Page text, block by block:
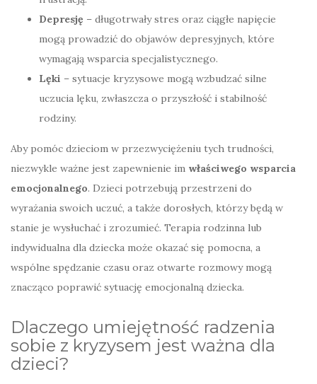
Depresję – długotrwały stres oraz ciągłe napięcie
mogą prowadzić do objawów depresyjnych, które
wymagają wsparcia specjalistycznego.
Lęki – sytuacje kryzysowe mogą wzbudzać silne
uczucia lęku, zwłaszcza o przyszłość i stabilność
rodziny.
Aby pomóc dzieciom w przezwyciężeniu tych trudności,
niezwykle ważne jest zapewnienie im właściwego wsparcia
emocjonalnego. Dzieci potrzebują przestrzeni do
wyrażania swoich uczuć, a także dorosłych, którzy będą w
stanie je wysłuchać i zrozumieć. Terapia rodzinna lub
indywidualna dla dziecka może okazać się pomocna, a
wspólne spędzanie czasu oraz otwarte rozmowy mogą
znacząco poprawić sytuację emocjonalną dziecka.
Dlaczego umiejętność radzenia
sobie z kryzysem jest ważna dla
dzieci?